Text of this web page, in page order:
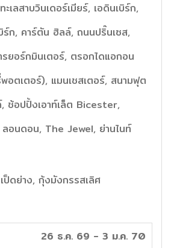
ะเลสาบวินเดอร์เมียร์, เอดินเบิร์ก,
ร์ก, คาร์ตัน ฮิลล์, ถนนปริ๊นเซส,
ยอร์กมินเตอร์, ตรอกไดแอกอน
อตเตอร์), แมนเชสเตอร์, สนามฟุต
ช้อปปิ้งเอาท์เล็ต Bicester,
ลอนดอน, The Jewel, ย่านไนท์
ป็ดย่าง, กุ้งมังกรรสเลิศ
26 ธ.ค. 69 - 3 ม.ค. 70